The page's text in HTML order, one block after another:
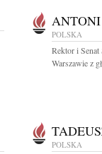
POLSKA
Rektor i
Warszawie z
POLSKA